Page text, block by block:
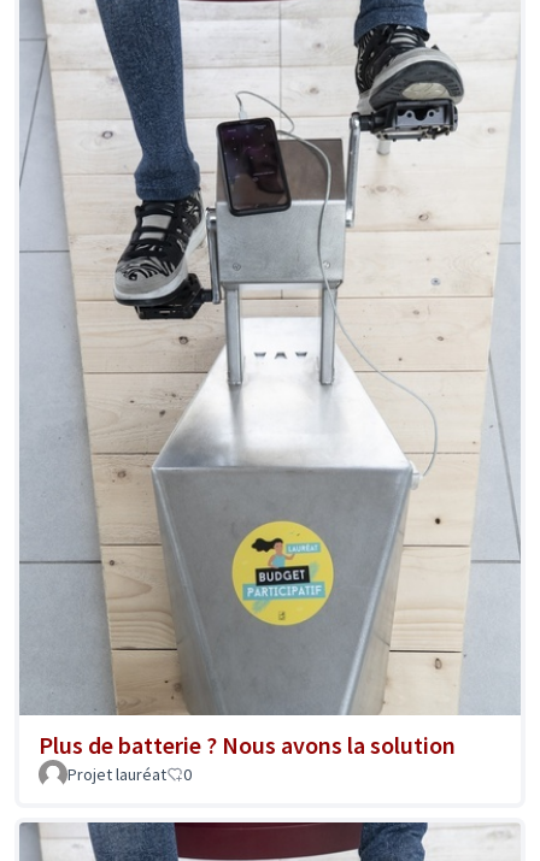
Plus de batterie ? Nous avons la solution
Projet lauréat 0